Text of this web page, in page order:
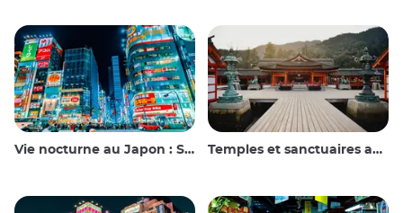
Vie nocturne au Japon : Sortir, voir et boire Temples et sanctuaires au Japon